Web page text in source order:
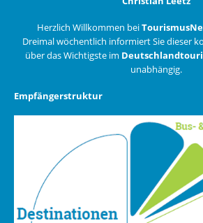
Herzlich Willkommen bei
Dreimal wöchentlich informiert Sie dieser
über das Wichtigste im
unabhängig.
Empfängerstruktur